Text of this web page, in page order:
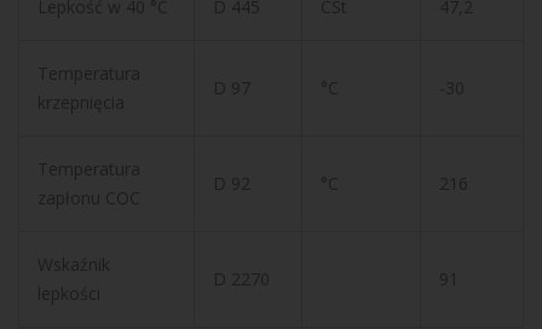
Lepkość w 40 °C D 445 CSt 47,2
Temperatura
krzepnięcia
D 97 °C -30
Temperatura
zapłonu COC
D 92 °C 216
Wskaźnik
lepkości
D 2270 91